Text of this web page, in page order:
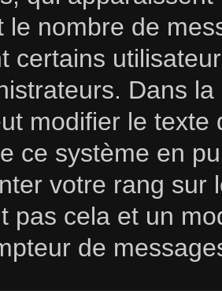
le nombre de
certains
Dans
modifier le
ce système en
votre rang
pas cela et un
de